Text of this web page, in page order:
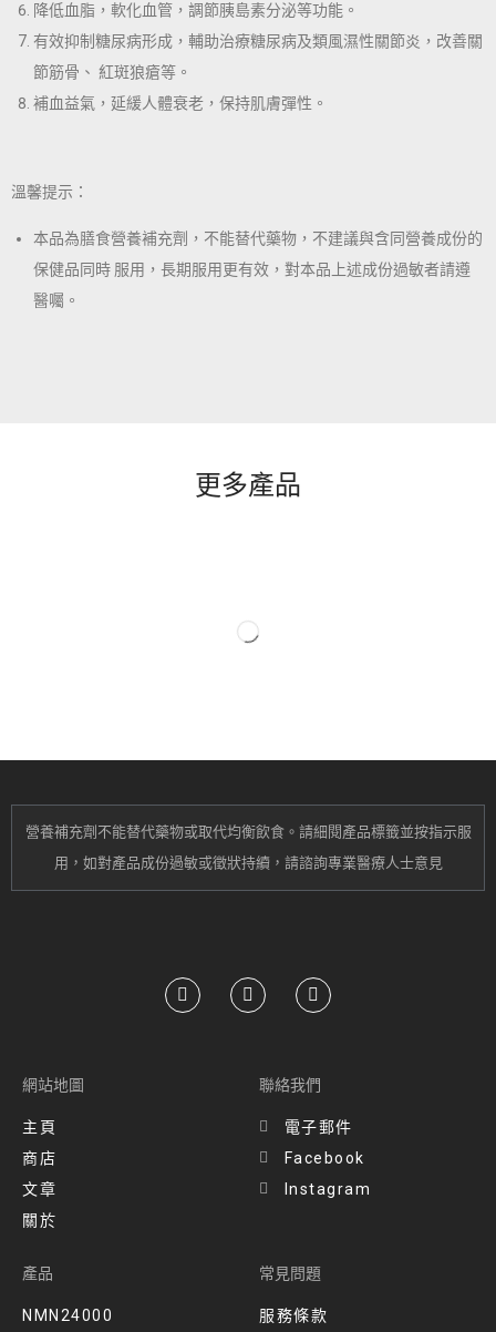
降低血脂，軟化血管，調節胰島素分泌等功能。
有效抑制糖尿病形成，輔助治療糖尿病及類風濕性關節炎，改善關
節筋骨、 紅斑狼瘡等。
補血益氣，延緩人體衰老，保持肌膚彈性。
溫馨提示：
本品為膳食營養補充劑，不能替代藥物，不建議與含同營養成份的
保健品同時 服用，長期服用更有效，對本品上述成份過敏者請遵
醫囑。
更多產品
營養補充劑不能替代藥物或取代均衡飲食。 請細閱產品標籤並按指示服
用， 如對產品成份過敏或徵狀持續，請諮詢專業醫療人士意見
網站地圖
主頁
商店
文章
關於
聯絡我們
電子郵件
Facebook
Instagram
產品
NMN24000
常見問題
服務條款